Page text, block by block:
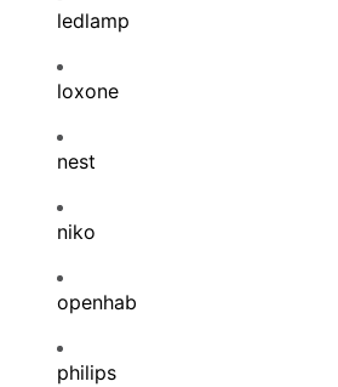
ledlamp
loxone
nest
niko
openhab
philips